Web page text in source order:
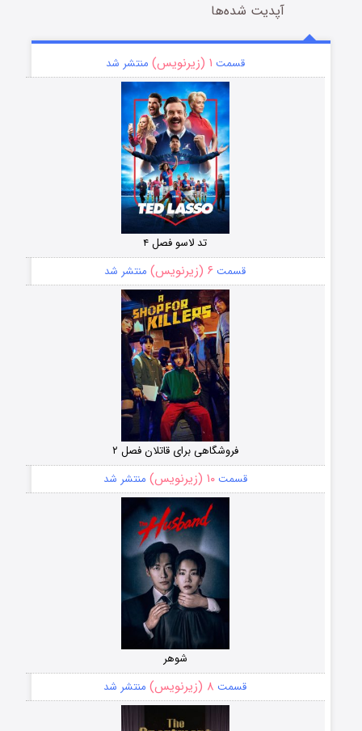
آپدیت شده‌ها
قسمت ۱ (زیرنویس) منتشر شد
تد لاسو فصل ۴
قسمت ۶ (زیرنویس) منتشر شد
فروشگاهی برای قاتلان فصل ۲
قسمت۱۰ (زیرنویس) منتشر شد
شوهر
قسمت ۸ (زیرنویس) منتشر شد